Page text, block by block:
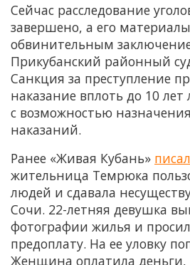
Сейчас расследование
завершено, а его
обвинительным
Прикубанский районный
Санкция за преступление
наказание вплоть до 10
с возможностью
наказаний.
Ранее «Живая Кубань»
жительница Темрюка
людей и сдавала
Сочи. 22-летняя девушка
фотографии жилья и
предоплату. На ее уловку
Женщина оплатила деньги,